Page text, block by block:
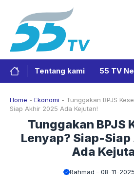
Tentang kami 55 TV
Home - Ekonomi - Tunggakan BPJS
Siap Akhir 2025 Ada Kejutan!
Tunggakan BPJS
Lenyap? Siap-
Ada
Rahmad 08-11-